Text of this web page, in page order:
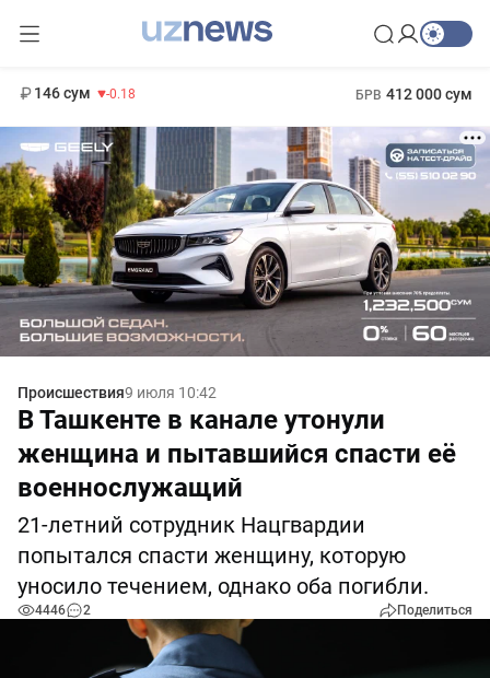
146 сум -0.18 БРВ 412 000 сум
Происшествия9 июля 10:42
В Ташкенте в канале утонули
женщина и пытавшийся спасти её
военнослужащий
21-летний сотрудник Нацгвардии
попытался спасти женщину, которую
уносило течением, однако оба погибли.
4446 2 Поделиться